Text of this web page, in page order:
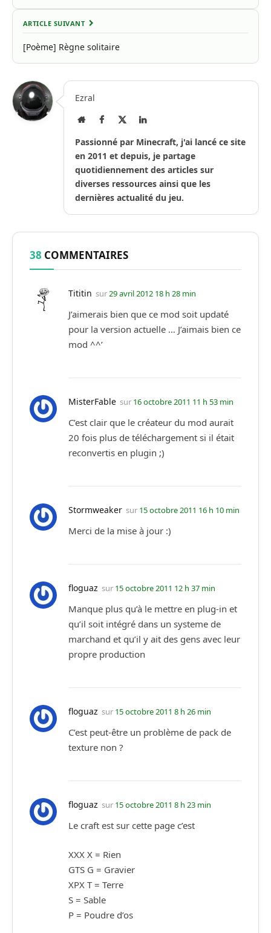
ARTICLE SUIVANT
[Poème] Règne solitaire
Ezral
Site
Facebook LinkedIn
Passionné par Minecraft, j'ai lancé ce site
en 2011 et depuis, je partage
quotidiennement des articles sur
diverses ressources ainsi que les
dernières actualité du jeu.
38 COMMENTAIRES
Tititin sur29 avril 2012 18 h 28 min
J’aimerais bien que ce mod soit updaté
pour la version actuelle … J’aimais bien ce
mod ^^’
MisterFable sur 16 octobre 2011 11 h 53 min
C’est clair que le créateur du mod aurait
20 fois plus de téléchargement si il était
reconvertis en plugin ;)
Stormweaker sur 15 octobre 2011 16 h 10 min
Merci de la mise à jour :)
floguaz sur 15 octobre 2011 12 h 37 min
Manque plus qu’à le mettre en plug-in et
qu’il soit intégré dans un systeme de
marchand et qu’il y ait des gens avec leur
propre production
floguaz sur 15 octobre 2011 8 h 26 min
C’est peut-être un problème de pack de
texture non ?
floguaz sur 15 octobre 2011 8 h 23 min
Le craft est sur cette page c’est
XXX X = Rien
GTS G = Gravier
XPX T = Terre
S = Sable
P = Poudre d’os